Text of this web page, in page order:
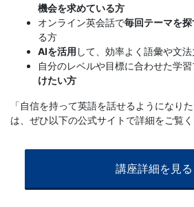
機会を求めている方
オンライン英会話で毎回テーマを
る方
AIを活用 して、効率よく語彙や文
自分のレベルや目標に合わせた学習
けたい方
「自信を持って英語を話せるようになり
は、ぜひ以下の公式サイトで詳細をご覧く
講座詳細を見る